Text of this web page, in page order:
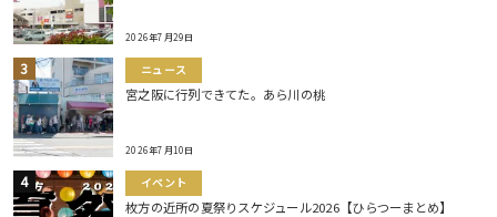
2026年7月29日
ニュース
宮之阪に行列できてた。あら川の桃
2026年7月10日
イベント
枚方の近所の夏祭りスケジュール2026【ひらつーまとめ】